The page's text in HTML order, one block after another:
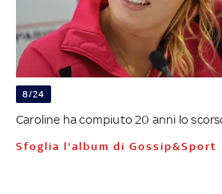
8/24
Caroline ha compiuto 20 anni lo
Sfoglia l'album di Gossip&Sport